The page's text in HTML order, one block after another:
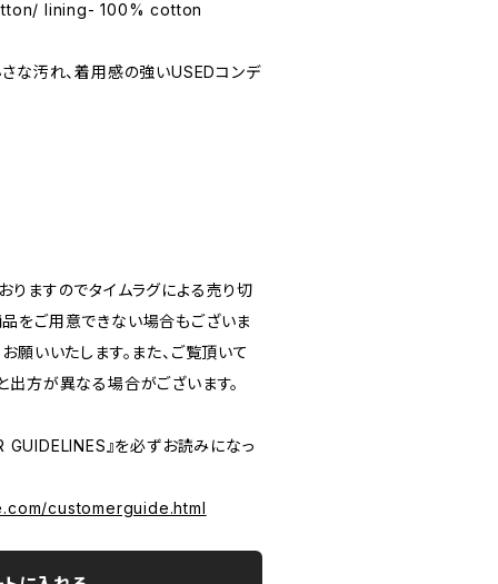
lining- 100% cotton
れ、着用感の強いUSEDコンデ
りますのでタイムラグによる売り切
をご用意できない場合もございま
願いいたします。また、ご覧頂いて
出方が異なる場合がございます。
GUIDELINES』を必ずお読みになっ
customerguide.html